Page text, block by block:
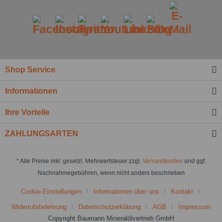
Shop Service
Informationen
Ihre Vorteile
ZAHLUNGSARTEN
* Alle Preise inkl. gesetzl. Mehrwertsteuer zzgl. Versandkosten und ggf.
Nachnahmegebühren, wenn nicht anders beschrieben
Cookie-Einstellungen Informationen über uns Kontakt
Widerrufsbelehrung Datenschutzerklärung AGB
Impressum
Copyright Baumann Mineralölvertrieb GmbH